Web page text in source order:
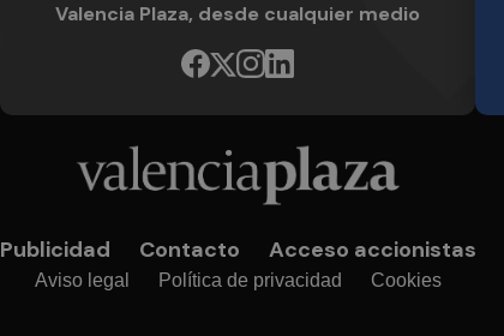
Valencia Plaza, desde cualquier medio
Publicidad Contacto Acceso accionistas
Aviso legal Política de privacidad Cookies